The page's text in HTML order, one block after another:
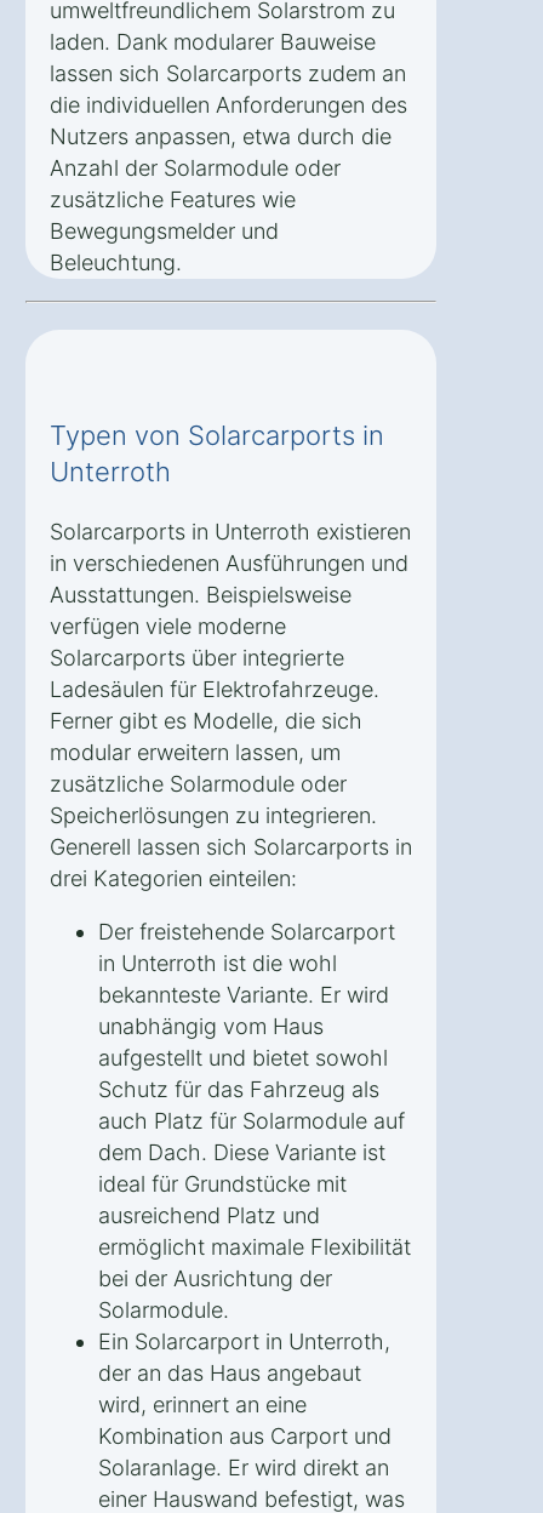
umweltfreundlichem Solarstrom zu
laden. Dank modularer Bauweise
lassen sich Solarcarports zudem an
die individuellen Anforderungen des
Nutzers anpassen, etwa durch die
Anzahl der Solarmodule oder
zusätzliche Features wie
Bewegungsmelder und
Beleuchtung.
Typen von Solarcarports in
Unterroth
Solarcarports in Unterroth existieren
in verschiedenen Ausführungen und
Ausstattungen. Beispielsweise
verfügen viele moderne
Solarcarports über integrierte
Ladesäulen für Elektrofahrzeuge.
Ferner gibt es Modelle, die sich
modular erweitern lassen, um
zusätzliche Solarmodule oder
Speicherlösungen zu integrieren.
Generell lassen sich Solarcarports in
drei Kategorien einteilen:
Der freistehende Solarcarport
in Unterroth ist die wohl
bekannteste Variante. Er wird
unabhängig vom Haus
aufgestellt und bietet sowohl
Schutz für das Fahrzeug als
auch Platz für Solarmodule auf
dem Dach. Diese Variante ist
ideal für Grundstücke mit
ausreichend Platz und
ermöglicht maximale Flexibilität
bei der Ausrichtung der
Solarmodule.
Ein Solarcarport in Unterroth,
der an das Haus angebaut
wird, erinnert an eine
Kombination aus Carport und
Solaranlage. Er wird direkt an
einer Hauswand befestigt, was